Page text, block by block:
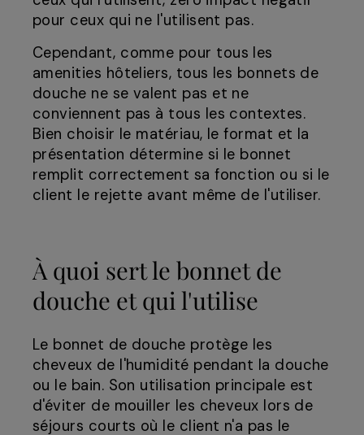
pour ceux qui ne l'utilisent pas.
Cependant, comme pour tous les
amenities hôteliers, tous les bonnets de
douche ne se valent pas et ne
conviennent pas à tous les contextes.
Bien choisir le matériau, le format et la
présentation détermine si le bonnet
remplit correctement sa fonction ou si le
client le rejette avant même de l'utiliser.
À quoi sert le bonnet de
douche et qui l'utilise
Le bonnet de douche protège les
cheveux de l'humidité pendant la douche
ou le bain. Son utilisation principale est
d'éviter de mouiller les cheveux lors de
séjours courts où le client n'a pas le